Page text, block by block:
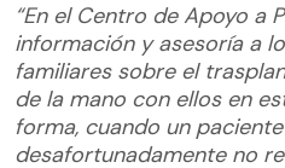
“En el Centro de Apoyo a
información y asesoría a
familiares sobre el
de la mano con ellos en
forma, cuando un
desafortunadamente no